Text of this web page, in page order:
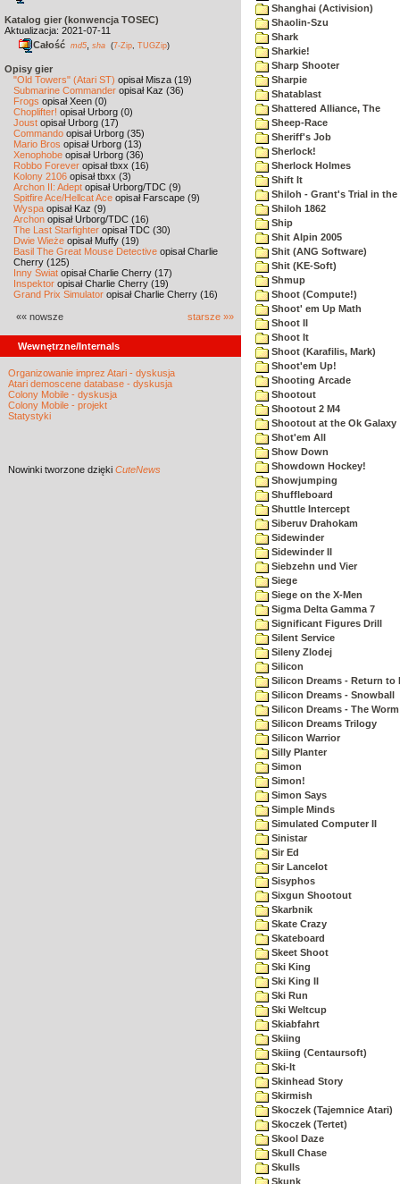
Katalog gier (konwencja TOSEC)
Aktualizacja: 2021-07-11
Całość md5 sha (7-Zip TUGZip)
Opisy gier
"Old Towers" (Atari ST) opisał Misza (19)
Submarine Commander opisał Kaz (36)
Frogs opisał Xeen (0)
Choplifter! opisał Urborg (0)
Joust opisał Urborg (17)
Commando opisał Urborg (35)
Mario Bros opisał Urborg (13)
Xenophobe opisał Urborg (36)
Robbo Forever opisał tbxx (16)
Kolony 2106 opisał tbxx (3)
Archon II: Adept opisał Urborg/TDC (9)
Spitfire Ace/Hellcat Ace opisał Farscape (9)
Wyspa opisał Kaz (9)
Archon opisał Urborg/TDC (16)
The Last Starfighter opisał TDC (30)
Dwie Wieże opisał Muffy (19)
Basil The Great Mouse Detective opisał Charlie
Cherry (125)
Inny Świat opisał Charlie Cherry (17)
Inspektor opisał Charlie Cherry (19)
Grand Prix Simulator opisał Charlie Cherry (16)
«« nowsze starsze »»
Wewnętrzne/Internals
Organizowanie imprez Atari - dyskusja
Atari demoscene database - dyskusja
Colony Mobile - dyskusja
Colony Mobile - projekt
Statystyki
Nowinki tworzone dzięki CuteNews
Shanghai (Activision)
Shaolin-Szu
Shark
Sharkie!
Sharp Shooter
Sharpie
Shatablast
Shattered Alliance, The
Sheep-Race
Sheriff's Job
Sherlock!
Sherlock Holmes
Shift It
Shiloh - Grant's Trial in the
Shiloh 1862
Ship
Shit Alpin 2005
Shit (ANG Software)
Shit (KE-Soft)
Shmup
Shoot (Compute!)
Shoot' em Up Math
Shoot II
Shoot It
Shoot (Karafilis, Mark)
Shoot'em Up!
Shooting Arcade
Shootout
Shootout 2 M4
Shootout at the Ok Galaxy
Shot'em All
Show Down
Showdown Hockey!
Showjumping
Shuffleboard
Shuttle Intercept
Siberuv Drahokam
Sidewinder
Sidewinder II
Siebzehn und Vier
Siege
Siege on the X-Men
Sigma Delta Gamma 7
Significant Figures Drill
Silent Service
Sileny Zlodej
Silicon
Silicon Dreams - Return to
Silicon Dreams - Snowball
Silicon Dreams - The
Silicon Dreams Trilogy
Silicon Warrior
Silly Planter
Simon
Simon!
Simon Says
Simple Minds
Simulated Computer II
Sinistar
Sir Ed
Sir Lancelot
Sisyphos
Sixgun Shootout
Skarbnik
Skate Crazy
Skateboard
Skeet Shoot
Ski King
Ski King II
Ski Run
Ski Weltcup
Skiabfahrt
Skiing
Skiing (Centaursoft)
Ski-It
Skinhead Story
Skirmish
Skoczek (Tajemnice Atari)
Skoczek (Tertet)
Skool Daze
Skull Chase
Skulls
Skunk